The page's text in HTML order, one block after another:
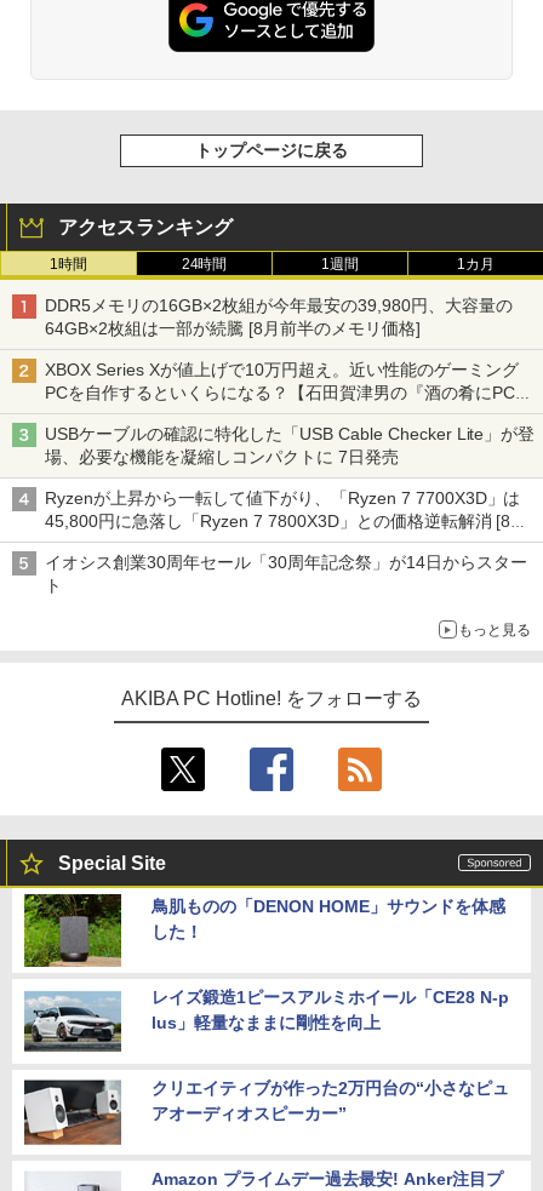
トップページに戻る
アクセスランキング
1時間 24時間 1週間 1カ月
DDR5メモリの16GB×2枚組が今年最安の39,980円、大容量の
64GB×2枚組は一部が続騰 [8月前半のメモリ価格]
XBOX Series Xが値上げで10万円超え。近い性能のゲーミング
PCを自作するといくらになる？【石田賀津男の『酒の肴にPCゲ
ーム』】
USBケーブルの確認に特化した「USB Cable Checker Lite」が登
場、必要な機能を凝縮しコンパクトに 7日発売
Ryzenが上昇から一転して値下がり、「Ryzen 7 7700X3D」は
45,800円に急落し「Ryzen 7 7800X3D」との価格逆転解消 [8月
前半のCPU価格]
イオシス創業30周年セール「30周年記念祭」が14日からスター
ト
もっと見る
AKIBA PC Hotline! をフォローする
Special Site
鳥肌ものの「DENON HOME」サウンドを体感
した！
レイズ鍛造1ピースアルミホイール「CE28 N-p
lus」軽量なままに剛性を向上
クリエイティブが作った2万円台の“小さなピュ
アオーディオスピーカー”
Amazon プライムデー過去最安! Anker注目プ